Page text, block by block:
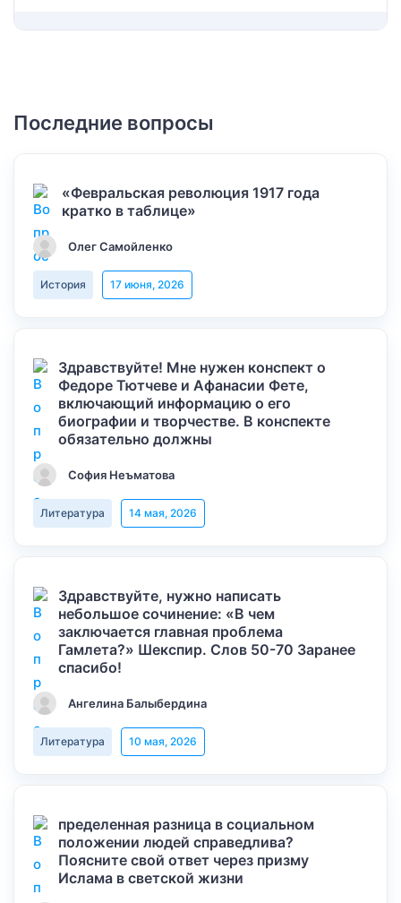
Последние вопросы
«Февральская революция 1917 года
кратко в таблице»
Олег Самойленко
История 17 июня, 2026
Здравствуйте! Мне нужен конспект о
Федоре Тютчеве и Афанасии Фете,
включающий информацию о его
биографии и творчестве. В конспекте
обязательно должны
София Неъматова
Литература 14 мая, 2026
Здравствуйте, нужно написать
небольшое сочинение: «В чем
заключается главная проблема
Гамлета?» Шекспир. Слов 50-70 Заранее
спасибо!
Ангелина Балыбердина
Литература 10 мая, 2026
пределенная разница в социальном
положении людей справедлива?
Поясните свой ответ через призму
Ислама в светской жизни